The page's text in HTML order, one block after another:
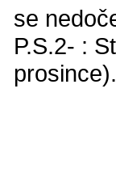
se
P.S.2- :